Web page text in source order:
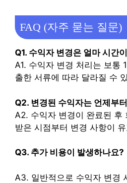
FAQ (자주 묻는 질문)
Q1. 수익자 변경은 얼마 시간
A1. 수익자 변경 처리는 보통
출한 서류에 따라 달라질 수
Q2. 변경된 수익자는 언제부
A2. 수익자 변경이 완료된 후
받은 시점부터 변경 사항이
Q3. 추가 비용이 발생하나요?
A3. 일반적으로 수익자 변경